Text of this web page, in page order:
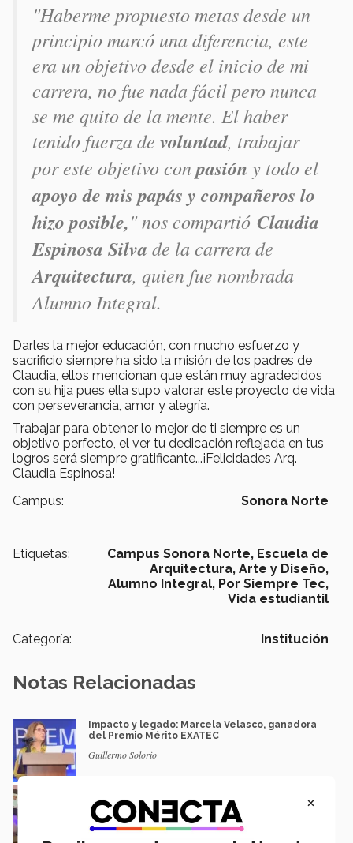
"Haberme propuesto metas desde un
principio marcó una diferencia, este
era un objetivo desde el inicio de mi
carrera, no fue nada fácil pero nunca
se me quito de la mente. El haber
tenido fuerza de voluntad, trabajar
por este objetivo con pasión y todo el
apoyo de mis papás y compañeros lo
hizo posible," nos compartió Claudia
Espinosa Silva de la carrera de
Arquitectura, quien fue nombrada
Alumno Integral.
Darles la mejor educación, con mucho esfuerzo y
sacrificio siempre ha sido la misión de los padres de
Claudia, ellos mencionan que están muy agradecidos
con su hija pues ella supo valorar este proyecto de vida
con perseverancia, amor y alegría.
Trabajar para obtener lo mejor de ti siempre es un
objetivo perfecto, el ver tu dedicación reflejada en tus
logros será siempre gratificante...¡Felicidades Arq.
Claudia Espinosa!
Campus:
Sonora Norte
Etiquetas: Campus Sonora Norte, Escuela de
Arquitectura, Arte y Diseño,
Alumno Integral, Por Siempre Tec,
Vida estudiantil
Categoría: Institución
Notas Relacionadas
Impacto y legado: Marcela Velasco, ganadora
del Premio Mérito EXATEC
Guillermo Solorio
Hernández
Isabel Martínez
×